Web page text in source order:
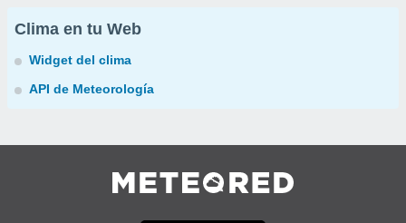
Clima en tu Web
Widget del clima
API de Meteorología